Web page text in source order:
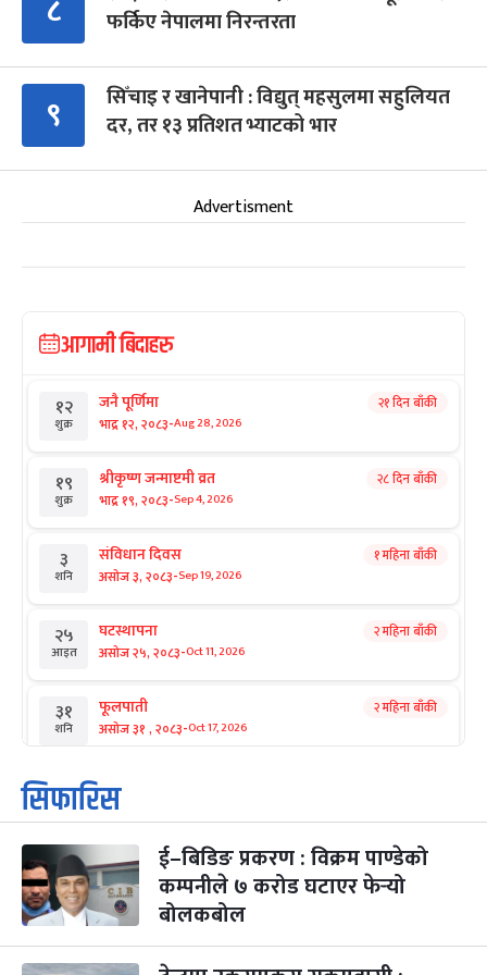
८
फर्किए नेपालमा निरन्तरता
९
सिँचाइ र खानेपानी : विद्युत् महसुलमा सहुलियत
दर, तर १३ प्रतिशत भ्याटको भार
Advertisment
आगामी बिदाहरु
१२
शुक्र
जनै पूर्णिमा
भाद्र १२, २०८३-Aug 28, 2026
२१ दिन बाँकी
१९
शुक्र
श्रीकृष्ण जन्माष्टमी व्रत
भाद्र १९, २०८३-Sep 4, 2026
२८ दिन बाँकी
३
शनि
संविधान दिवस
असोज ३, २०८३-Sep 19, 2026
१ महिना बाँकी
२५
आइत
घटस्थापना
असोज २५, २०८३-Oct 11, 2026
२ महिना बाँकी
३१
शनि
फूलपाती
असोज ३१ , २०८३-Oct 17, 2026
२ महिना बाँकी
१
आइत
कार्तिक सङ्क्रान्ति
कार्तिक १, २०८३
३
मंगल
महानवमी
कार्तिक ३, २०८३-Oct 20, 2026
२ महिना बाँकी
४
सिफारिस
ई–बिडिङ प्रकरण : विक्रम पाण्डेको
कम्पनीले ७ करोड घटाएर फेर्‍यो
बोलकबोल